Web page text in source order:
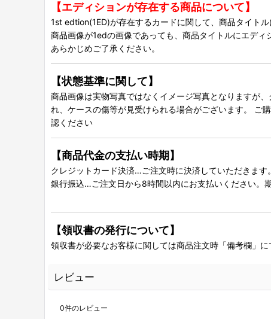
【エディションが存在する商品について】
1st edtion(1ED)が存在するカードに関して、商品タイト
商品画像が1edの画像であっても、商品タイトルにエディ
あらかじめご了承ください。
【状態基準に関して】
商品画像は実物写真ではなくイメージ写真となりますが
れ、ケースの傷等が見受けられる場合がございます。 ご
認ください
【商品代金の支払い時期】
クレジットカード決済…ご注文時に決済していただきます
銀行振込…ご注文日から8時間以内にお支払いください。
【領収書の発行について】
領収書が必要なお客様に関しては商品注文時「備考欄」
レビュー
0件のレビュー